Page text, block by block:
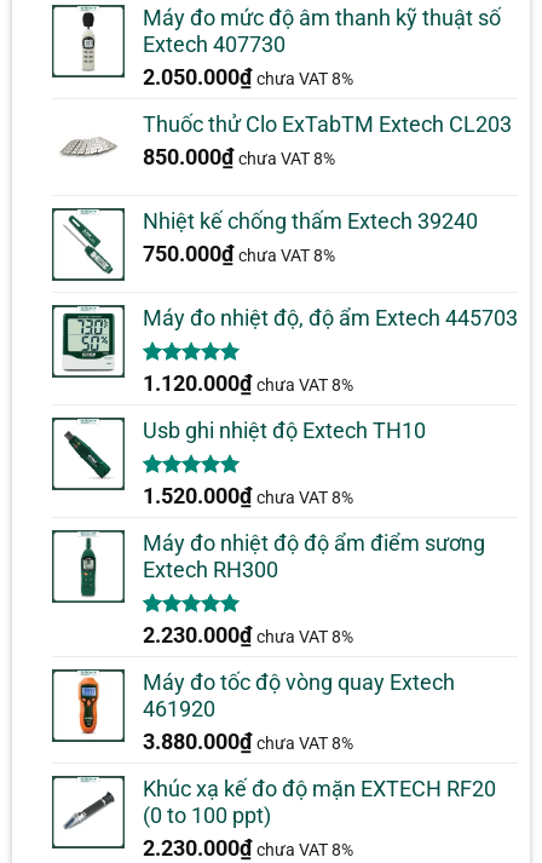
Máy đo mức độ âm thanh kỹ thuật số
Extech 407730
2.050.000₫ chưa VAT 8%
Thuốc thử Clo ExTabTM Extech CL203
850.000₫ chưa VAT 8%
Nhiệt kế chống thấm Extech 39240
750.000₫ chưa VAT 8%
Máy đo nhiệt độ, độ ẩm Extech 445703
5.00trên 5
1
đánh giá
1.120.000₫ chưa VAT 8%
Usb ghi nhiệt độ Extech TH10
5.00trên 5
1
đánh giá
1.520.000₫ chưa VAT 8%
Máy đo nhiệt độ độ ẩm điểm sương
Extech RH300
5.00trên 5
1
đánh giá
2.230.000₫ chưa VAT 8%
Máy đo tốc độ vòng quay Extech
461920
3.880.000₫ chưa VAT 8%
Khúc xạ kế đo độ mặn EXTECH RF20
(0 to 100 ppt)
2.230.000₫ chưa VAT 8%